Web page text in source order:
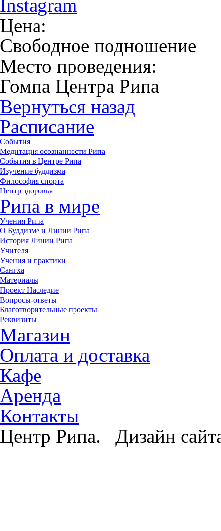
Цена:
Свободное подношение
Место проведения:
Гомпа Центра Рипа
Вернуться назад
Расписание
События
Медитация осознанности Рипа
События в Центре Рипа
Изучение буддизма
Философия спорта
Центр здоровья
Рипа в мире
Учения Рипа
О Буддизме и Линии Рипа
История Линии Рипа
Учителя
Учения и практики
Сангха
Материалы
Проект Наследие
Вопросы-ответы
Благотворительные проекты
Реквизиты
Магазин
Оплата и доставка
Кафе
Аренда
Контакты
Центр Рипа. Дизайн